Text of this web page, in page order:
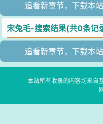
追看新章节，下载本
宋兔毛-搜索结果(共0条记
追看新章节，下载本
本站所有收录的内容均来自